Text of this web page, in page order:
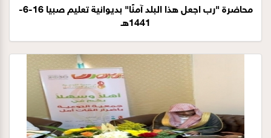
محاضرة "رب اجعل هذا البلد آمنًا" بديوانية تعليم صبيا 16-6-
1441هـ